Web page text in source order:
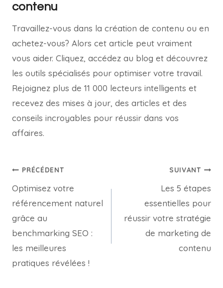
contenu
Travaillez-vous dans la création de contenu ou en
achetez-vous? Alors cet article peut vraiment
vous aider. Cliquez, accédez au blog et découvrez
les outils spécialisés pour optimiser votre travail.
Rejoignez plus de 11 000 lecteurs intelligents et
recevez des mises à jour, des articles et des
conseils incroyables pour réussir dans vos
affaires.
PRÉCÉDENT
Optimisez votre
référencement naturel
grâce au
benchmarking SEO :
les meilleures
pratiques révélées !
SUIVANT
Les 5 étapes
essentielles pour
réussir votre stratégie
de marketing de
contenu